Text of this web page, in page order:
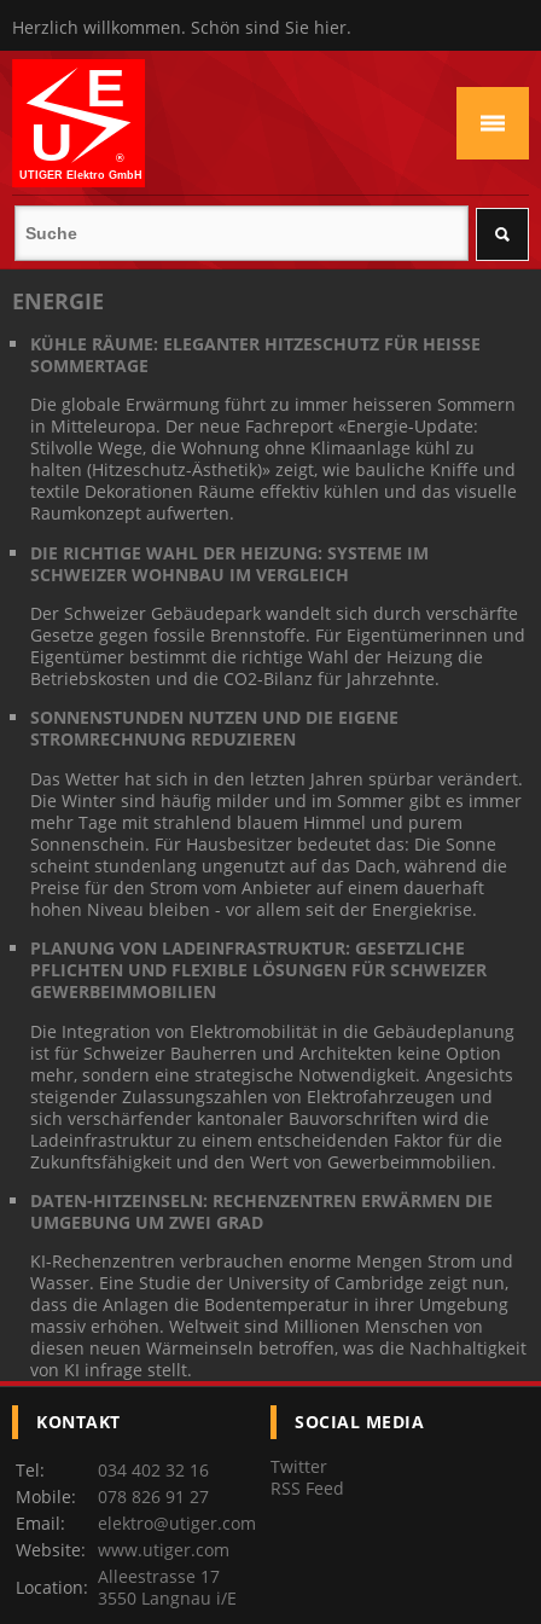
Herzlich willkommen. Schön sind Sie hier.
Adresse Kontakt
ENERGIE
KÜHLE RÄUME: ELEGANTER HITZESCHUTZ FÜR HEISSE
SOMMERTAGE
Die globale Erwärmung führt zu immer heisseren Sommern
in Mitteleuropa. Der neue Fachreport «Energie-Update:
Stilvolle Wege, die Wohnung ohne Klimaanlage kühl zu
halten (Hitzeschutz-Ästhetik)» zeigt, wie bauliche Kniffe und
textile Dekorationen Räume effektiv kühlen und das visuelle
Raumkonzept aufwerten.
DIE RICHTIGE WAHL DER HEIZUNG: SYSTEME IM
SCHWEIZER WOHNBAU IM VERGLEICH
Der Schweizer Gebäudepark wandelt sich durch verschärfte
Gesetze gegen fossile Brennstoffe. Für Eigentümerinnen und
Eigentümer bestimmt die richtige Wahl der Heizung die
Betriebskosten und die CO2-Bilanz für Jahrzehnte.
SONNENSTUNDEN NUTZEN UND DIE EIGENE
STROMRECHNUNG REDUZIEREN
Das Wetter hat sich in den letzten Jahren spürbar verändert.
Die Winter sind häufig milder und im Sommer gibt es immer
mehr Tage mit strahlend blauem Himmel und purem
Sonnenschein. Für Hausbesitzer bedeutet das: Die Sonne
scheint stundenlang ungenutzt auf das Dach, während die
Preise für den Strom vom Anbieter auf einem dauerhaft
hohen Niveau bleiben - vor allem seit der Energiekrise.
PLANUNG VON LADEINFRASTRUKTUR: GESETZLICHE
PFLICHTEN UND FLEXIBLE LÖSUNGEN FÜR SCHWEIZER
GEWERBEIMMOBILIEN
Die Integration von Elektromobilität in die Gebäudeplanung
ist für Schweizer Bauherren und Architekten keine Option
mehr, sondern eine strategische Notwendigkeit. Angesichts
steigender Zulassungszahlen von Elektrofahrzeugen und
sich verschärfender kantonaler Bauvorschriften wird die
Ladeinfrastruktur zu einem entscheidenden Faktor für die
Zukunftsfähigkeit und den Wert von Gewerbeimmobilien.
DATEN-HITZEINSELN: RECHENZENTREN ERWÄRMEN DIE
UMGEBUNG UM ZWEI GRAD
KI-Rechenzentren verbrauchen enorme Mengen Strom und
Wasser. Eine Studie der University of Cambridge zeigt nun,
dass die Anlagen die Bodentemperatur in ihrer Umgebung
massiv erhöhen. Weltweit sind Millionen Menschen von
diesen neuen Wärmeinseln betroffen, was die Nachhaltigkeit
von KI infrage stellt.
KONTAKT
Tel:
034 402 32 16
Mobile:
078 826 91 27
Email:
elektro@utiger.com
Website: www.utiger.com
Location: Alleestrasse 17
3550 Langnau i/E
SOCIAL MEDIA
Twitter
RSS Feed